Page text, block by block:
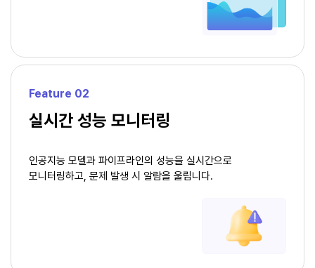
Feature 02
실시간 성능 모니터링
인공지능 모델과 파이프라인의 성능을 실시간으로
모니터링하고, 문제 발생 시 알람을 울립니다.